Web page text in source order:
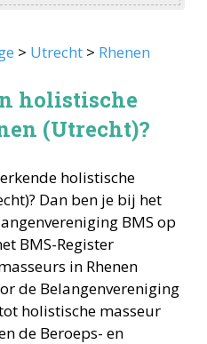
> Utrecht > Rhenen
holistische
(Utrecht)?
holistische
)? Dan ben je bij het
BMS op
BMS-Register
in Rhenen
de Belangenvereniging
holistische masseur
de Beroeps- en